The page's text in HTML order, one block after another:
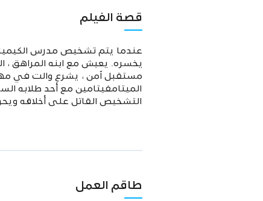
قصة الفيلم
عندما يتم تشخيص مدرس
يخسره. يعيش مع ابنه المراهق
مستقبل آمن ، يشرع والت في
الميتامفيتامين مع أحد طلابه
التشخيص القاتل على أخلاقه
طاقم العمل